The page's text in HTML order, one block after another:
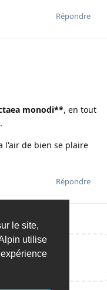
le site,
utilise
Répondre
monodi**, en tout
l'air de bien se plaire
Répondre